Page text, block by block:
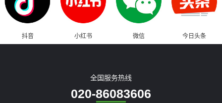
抖音 小红书 微信 今日头条
全国服务热线
020-86083606